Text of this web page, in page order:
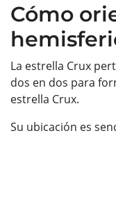
Cómo
La estrella Crux
dos en dos para
estrella Crux.
Su ubicación es